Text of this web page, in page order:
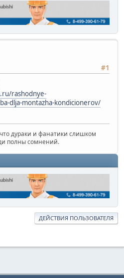
#1
rashodnye-
dlja-montazha-kondicionerov/
дураки и фанатики слишком
полны сомнений.
ДЕЙСТВИЯ ПОЛЬЗОВАТЕЛЯ